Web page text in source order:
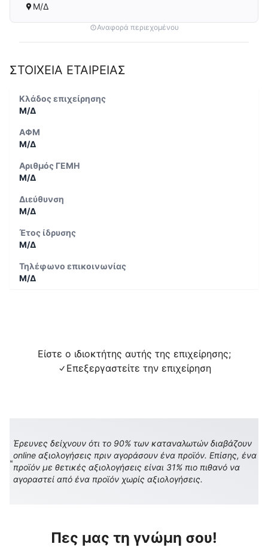
Μ/Δ
Αναφορά περιεχομένου
ΣΤΟΙΧΕΙΑ ΕΤΑΙΡΕΙΑΣ
Κλάδος επιχείρησης
Μ/Δ
ΑΦΜ
Μ/Δ
Αριθμός ΓΕΜΗ
Μ/Δ
Διεύθυνση
Μ/Δ
Έτος ίδρυσης
Μ/Δ
Τηλέφωνο επικοινωνίας
Μ/Δ
Είστε ο ιδιοκτήτης αυτής της επιχείρησης;
Επεξεργαστείτε την επιχείρηση
Έρευνες δείχνουν ότι το 90% των καταναλωτών διαβάζουν
online αξιολογήσεις πριν αγοράσουν ένα προϊόν. Επίσης, ένα
προϊόν με θετικές αξιολογήσεις είναι 31% πιο πιθανό να
αγοραστεί από ένα προϊόν χωρίς αξιολογήσεις.
Πες μας τη γνώμη σου!